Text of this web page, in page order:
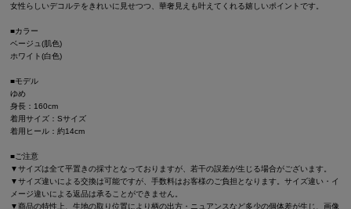
女性らしいデコルテをきれいに見せつつ、華奢見えも叶えてくれる嬉しいポイントです。
■カラー
ベージュ(肌色)
ホワイト(白色)
■モデル
ゆめ
身長：160cm
着用サイズ：Sサイズ
着用ヒール：約14cm
■ご注意
▼サイズは全て平置きの採寸となっておりますが、若干の誤差が生じる場合がございます。
▼サイズ違いによる交換は可能ですが、手数料はお客様のご負担となります。サイズ違い・イ
メージ違いによる返品は承ることができません。
▼商品の特性上、生地の取り位置により柄の出方・ニュアンスなど多少の個体差が生じ、画像